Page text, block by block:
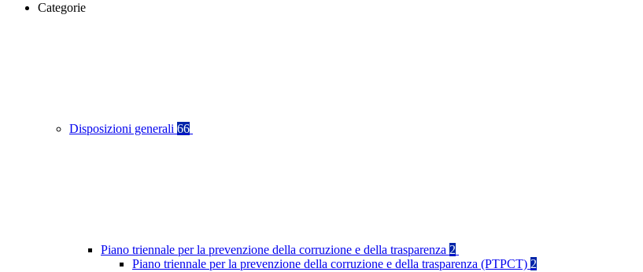
Categorie
Disposizioni generali 66
Piano triennale per la prevenzione della corruzione e della trasparenza 2
Piano triennale per la prevenzione della corruzione e della trasparenza (PTPCT) 2